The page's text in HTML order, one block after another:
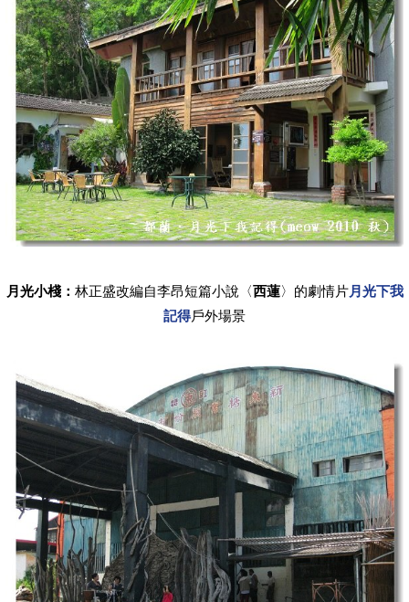
月光小棧： 林正盛改編自李昂短篇小說〈西蓮〉的劇情片月光下我
記得戶外場景